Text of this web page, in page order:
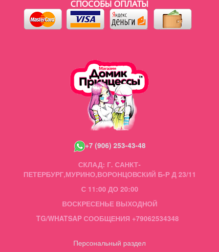
СПОСОБЫ ОПЛАТЫ
+7 (906) 253-43-48
СКЛАД: Г. САНКТ-
ПЕТЕРБУРГ,МУРИНО,ВОРОНЦОВСКИЙ Б-Р Д 23/11
С 11:00 ДО 20:00
ВОСКРЕСЕНЬЕ ВЫХОДНОЙ
TG/WHATSAP СООБЩЕНИЯ +79062534348
Персональный раздел